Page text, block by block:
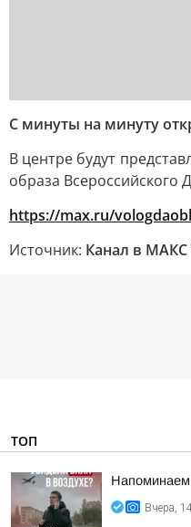
С минуты на минуту
В центре будут
образа Всероссийского
https://max.ru/
Источник: Канал в МАКС
ТОП
Вчера,